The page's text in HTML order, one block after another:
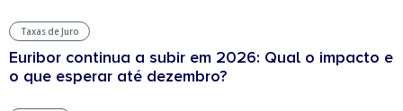
Taxas de Juro
Euribor continua a subir em 2026: Qual o impacto e
o que esperar até dezembro?